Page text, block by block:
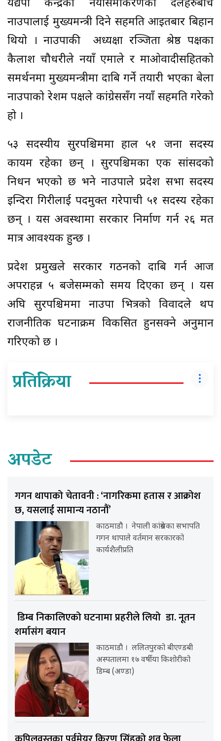
यद्यपी केन्द्रको नयाँसमीकरणका दलहरुबीच
नाउपालाई मुख्यमन्त्री दिने सहमति आइतबार बिहान
थियो । नाउपाकी अध्यक्षा रञ्जिता श्रेष्ठ पक्षका
कैलाश चौधरीले नयाँ एमाले र माओवादीसहितको
समर्थनमा मुख्यमन्त्रीमा दाबि गर्ने तयारी भएका बेला
नाउपाको रेशम पक्षले कांग्रेससँग नयाँ सहमति गरेको
हो ।
५३ सदस्यीय सुदूरपश्चिममा हाल ५१ जना सदस्य
कायम रहेका छन् । सुदूरपश्चिमका एक सांसदको
निधन भएको छ भने नाउपाले प्रदेश सभा सदस्य
इन्दिरा गिरीलाई पदमुक्त गरेपाची ५१ सदस्य रहेका
छन् । यस अवस्थामा सरकार निर्माण गर्न २६ मत
मात्र आवश्यक हुन्छ ।
प्रदेश प्रमुखले सरकार गठनको दाबि गर्न आज
अपराहन्न ५ बजेसम्मको समय दिएका छन् । यस
अघि सुदूरपश्चिममा नाउपा भित्रको विवादले थप
राजनीतिक घटनाक्रम विकसित हुनसक्ने अनुमान
गरिएको छ ।
प्रतिक्रिया
अपडेट
गगन थापाको चेतावनी : ‘नागरिकमा हतास र आक्रोश
छ, यसलाई सामान्य नठानौं’
काठमाडौ । नेपाली कांग्रेसका सभापति
गगन थापाले वर्तमान सरकारको
कार्यशैलीप्रति
डिम्ब निकालिएको घटनामा प्रहरीले लियो डा. नूतन
शर्मासंग बयान
काठमाडौ । ललितपुरको बीएण्डबी
अस्पतालमा १७ वर्षीया किशोरीको
डिम्ब (अण्डा)